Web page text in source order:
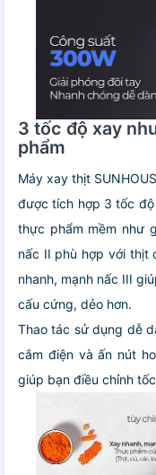
3 tốc độ xay
phẩm
Máy xay thịt
được tích hợp 3 tốc độ
thực phẩm mềm như
nấc II phù hợp với thịt
nhanh, mạnh nấc III
cấu cứng, dẻo hơn.
Thao tác sử dụng dễ
cắm điện và ấn nút
giúp bạn điều chỉnh